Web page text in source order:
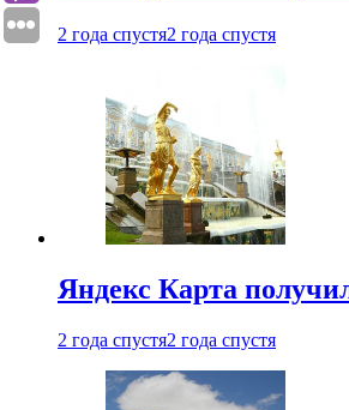
2 года спустя2 года спустя
Яндекс Карта
2 года спустя2 года спустя